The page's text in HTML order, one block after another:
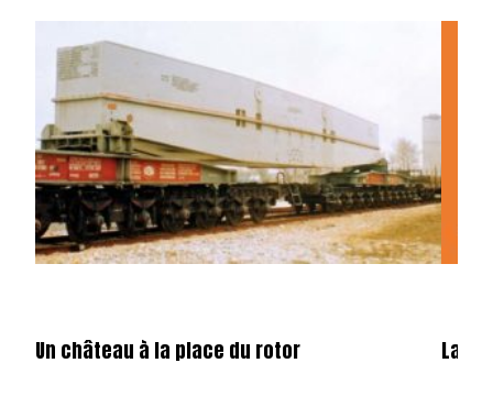
Un château à la place du rotor La